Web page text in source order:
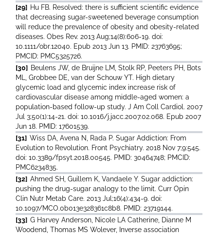
[29] Hu FB. Resolved: there is sufficient scientific evidence
that decreasing sugar-sweetened beverage consumption
will reduce the prevalence of obesity and obesity-related
diseases. Obes Rev. 2013 Aug;14(8):606-19. doi:
10.1111/obr.12040. Epub 2013 Jun 13. PMID: 23763695;
PMCID: PMC5325726.
[30] Beulens JW, de Bruijne LM, Stolk RP, Peeters PH, Bots
ML, Grobbee DE, van der Schouw YT. High dietary
glycemic load and glycemic index increase risk of
cardiovascular disease among middle-aged women: a
population-based follow-up study. J Am Coll Cardiol. 2007
Jul 3;50(1):14-21. doi: 10.1016/j.jacc.2007.02.068. Epub 2007
Jun 18. PMID: 17601539.
[31] Wiss DA, Avena N, Rada P. Sugar Addiction: From
Evolution to Revolution. Front Psychiatry. 2018 Nov 7;9:545.
doi: 10.3389/fpsyt.2018.00545. PMID: 30464748; PMCID:
PMC6234835.
[32] Ahmed SH, Guillem K, Vandaele Y. Sugar addiction:
pushing the drug-sugar analogy to the limit. Curr Opin
Clin Nutr Metab Care. 2013 Jul;16(4):434-9. doi:
10.1097/MCO.0b013e328361c8b8. PMID: 23719144.
[33] G Harvey Anderson, Nicole LA Catherine, Dianne M
Woodend, Thomas MS Wolever, Inverse association